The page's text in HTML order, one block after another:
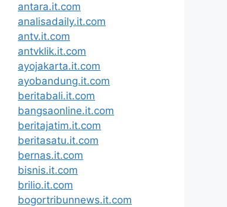
antara.it.com
analisadaily.it.com
antv.it.com
antvklik.it.com
ayojakarta.it.com
ayobandung.it.com
beritabali.it.com
bangsaonline.it.com
beritajatim.it.com
beritasatu.it.com
bernas.it.com
bisnis.it.com
brilio.it.com
bogortribunnews.it.com